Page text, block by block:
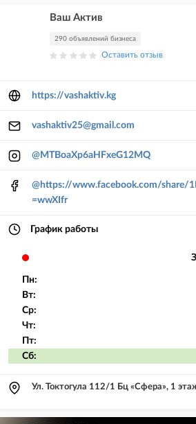
Ваш Актив
290 объявлений бизнеса
Оставить отзыв
https://vashaktiv.kg
vashaktiv25@gmail.com
@MTBoaXp6aHFxeG12MQ
@https://www.facebook.com/share/
=wwXIfr
График работы
Пн:
Вт:
Ср:
Чт:
Пт:
Сб:
Ул. Токтогула 112/1 Бц «Сфера», 1